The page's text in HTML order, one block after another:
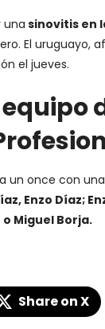
una sinovitis en
El uruguayo,
el jueves.
un once con
Enzo Díaz;
Miguel Borja.
Share on X